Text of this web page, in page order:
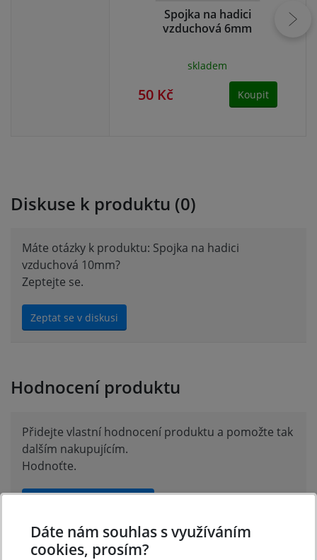
Spojka na hadici
vzduchová 6mm
skladem
50 Kč Koupit
Diskuse k produktu (0)
Máte otázky k produktu: Spojka na hadici
vzduchová 10mm?
Zeptejte se.
Zeptat se v diskusi
Hodnocení produktu
Přidejte vlastní hodnocení produktu a pomožte tak
dalším nakupujícím.
Hodnoťte.
Dáte nám souhlas s využíváním
cookies, prosím?